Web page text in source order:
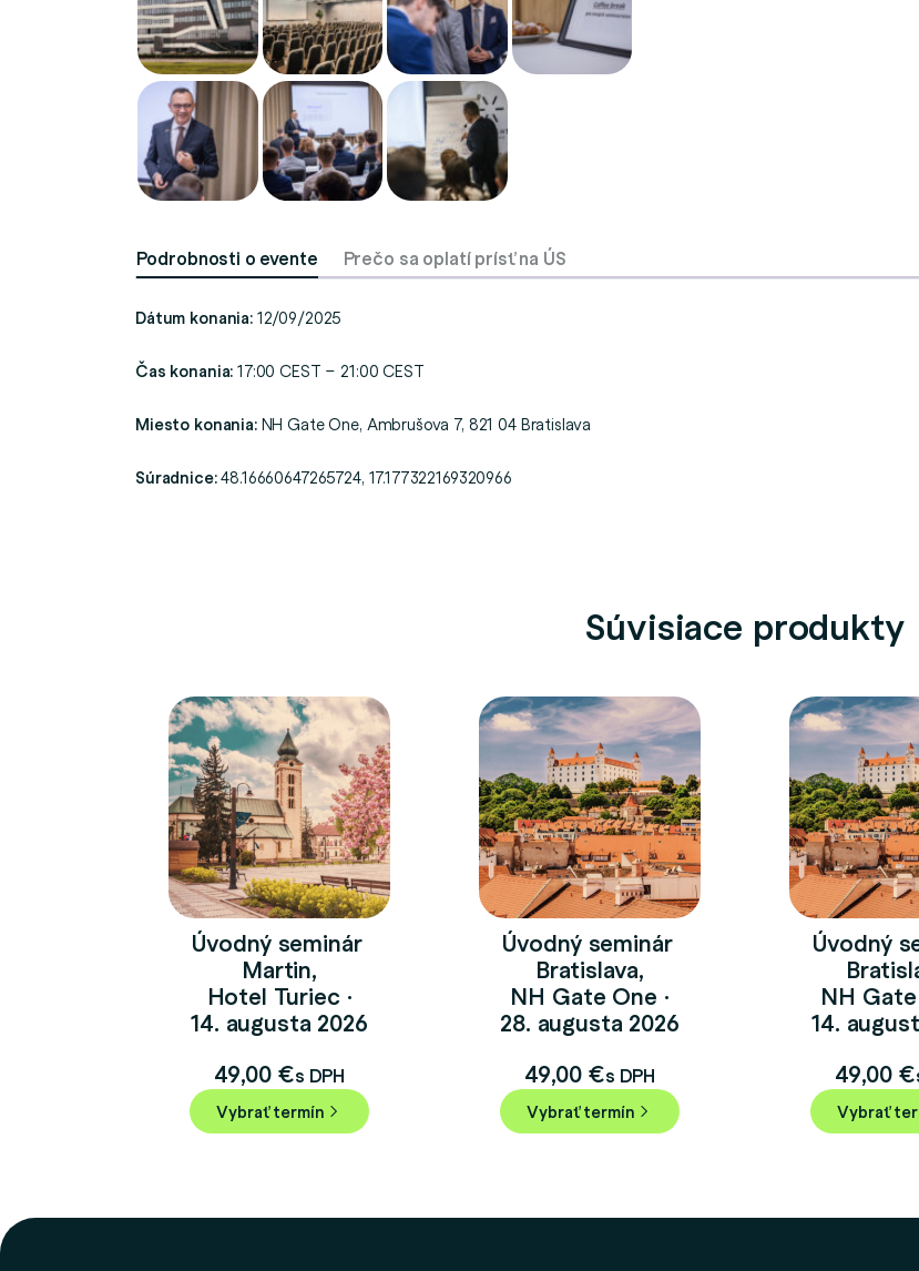
Podrobnosti o evente Prečo sa oplatí prísť na ÚS
Dátum konania: 12/09/2025
Čas konania: 17:00 CEST – 21:00 CEST
Miesto konania: NH Gate One, Ambrušova 7, 821 04 Bratislava
Súradnice:48.16660647265724, 17.177322169320966
Súvisiace produkty
Úvodný seminár
Martin,
Hotel Turiec ·
14. augusta 2026
49,00 €s DPH
Vybrať termín
Úvodný seminár
Bratislava,
NH Gate One ·
28. augusta 2026
49,00 €s DPH
Vybrať termín
Úvodný
NH Gate
14.
49,00 €
Vybrať